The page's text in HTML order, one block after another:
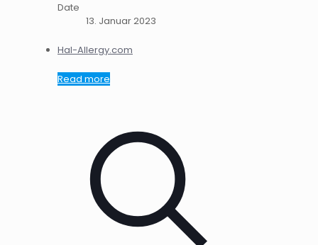
Date
13. Januar 2023
Hal-Allergy.com
Read more